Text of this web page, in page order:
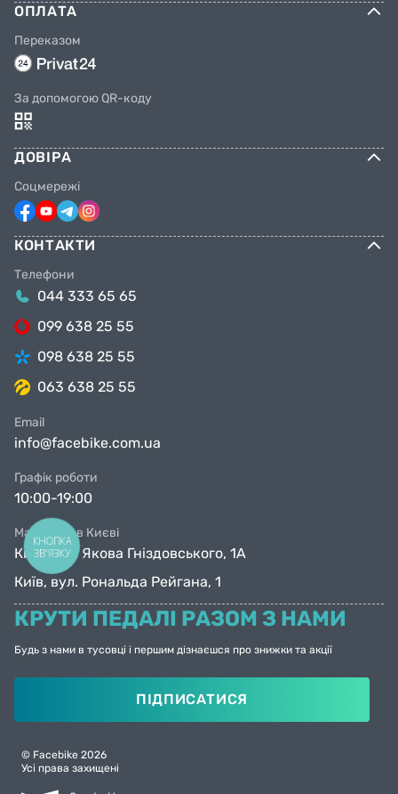
ОПЛАТА
Переказом
За допомогою QR-коду
ДОВІРА
Соцмережі
КОНТАКТИ
Телефони
044 333 65 65
099 638 25 55
098 638 25 55
063 638 25 55
Email
info@facebike.com.ua
Графік роботи
10:00-19:00
Магазини в Києві
Київ, вул. Якова Гніздовського, 1А
Київ, вул. Рональда Рейгана, 1
КРУТИ ПЕДАЛІ РАЗОМ З НАМИ
Будь з нами в тусовці і першим дізнаєшся про знижки та акції
ПІДПИСАТИСЯ
© Facebike 2026
Усі права захищені
КНОПКА
ЗВ'ЯЗКУ